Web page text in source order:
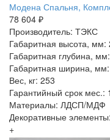
Модена Спальня,
78 604 ₽
Производитель: ТЭКС
Габаритная высота, мм:
Габаритная глубина, мм:
Габаритная ширина, мм:
Вес, кг: 253
Гарантийный срок мес.:
Материалы: ЛДСП/МДФ
Декоративные
+